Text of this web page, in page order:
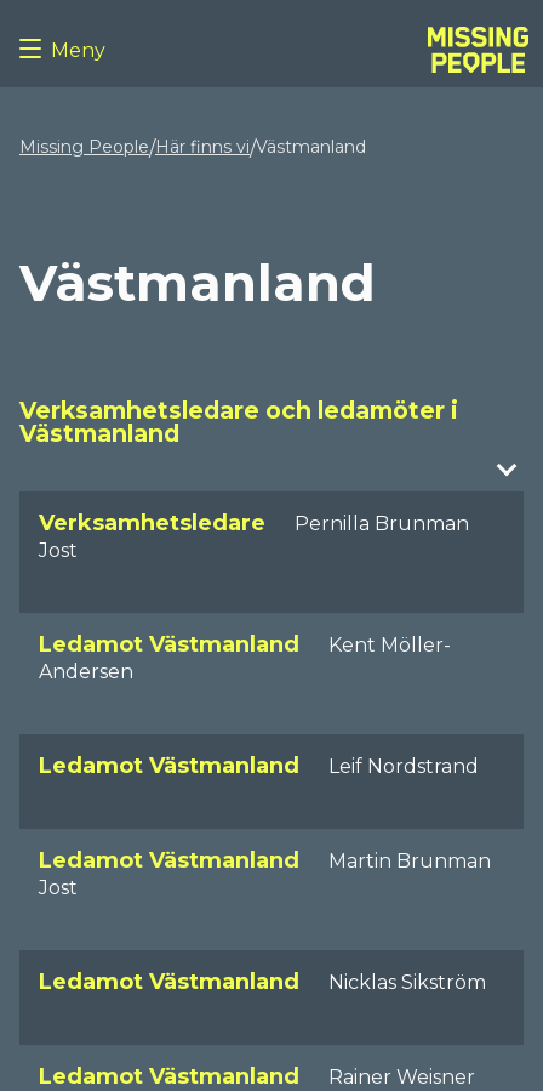
Meny
Missing People/Här finns vi/Västmanland
Västmanland
Verksamhetsledare och ledamöter i
Västmanland
Verksamhetsledare
Pernilla Brunman
Jost
Ledamot Västmanland
Kent Möller-
Andersen
Ledamot Västmanland Leif Nordstrand
Ledamot Västmanland
Martin Brunman
Jost
Ledamot Västmanland Nicklas Sikström
Ledamot Västmanland Rainer Weisner